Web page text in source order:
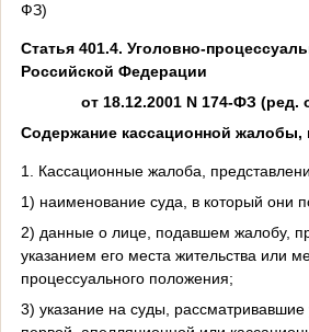
ФЗ)
Статья 401.4. Уголовно-
Российской Федерации
от 18.12.2001 N 174-ФЗ (ред.
Содержание кассационной жалобы,
1. Кассационные жалоба,
1) наименование суда, в который они
2) данные о лице, подавшем жалобу,
указанием его места жительства или
процессуального положения;
3) указание на суды, рассматривавшие